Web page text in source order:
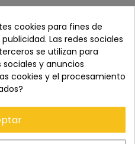
en nuestro TPV virtual 100%
en un plazo de 5 a 7 días
cookies para fines de
Las redes sociales
se utilizan para
y anuncios
cookies y el procesamiento